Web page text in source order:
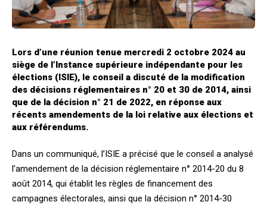
Lors d’une réunion tenue mercredi 2 octobre 2024 au
siège de l’Instance supérieure indépendante pour les
élections (ISIE), le conseil a discuté de la modification
des décisions réglementaires n° 20 et 30 de 2014, ainsi
que de la décision n° 21 de 2022, en réponse aux
récents amendements de la loi relative aux élections et
aux référendums.
Dans un communiqué, l’ISIE a précisé que le conseil a analysé
l’amendement de la décision réglementaire n° 2014-20 du 8
août 2014, qui établit les règles de financement des
campagnes électorales, ainsi que la décision n° 2014-30